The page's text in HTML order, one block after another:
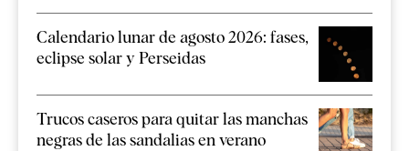
Calendario lunar de agosto 2026: fases,
eclipse solar y Perseidas
Trucos caseros para quitar las manchas
negras de las sandalias en verano